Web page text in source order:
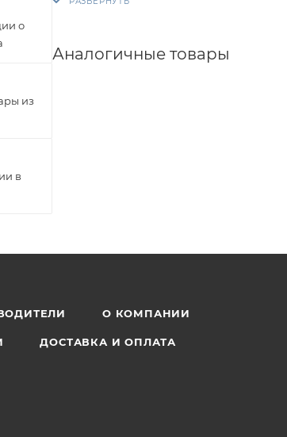
Аналогичные товары
о
из
в
О КОМПАНИИ
ДОСТАВКА И ОПЛАТА